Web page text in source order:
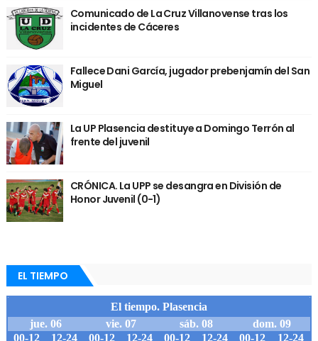
Comunicado de La Cruz Villanovense tras los
incidentes de Cáceres
Fallece Dani García, jugador prebenjamín del San
Miguel
La UP Plasencia destituye a Domingo Terrón al
frente del juvenil
CRÓNICA. La UPP se desangra en División de
Honor Juvenil (0-1)
EL TIEMPO